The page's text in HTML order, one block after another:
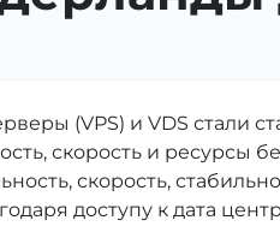
(VPS) и VDS стали
скорость и ресурсы
скорость,
доступу к дата